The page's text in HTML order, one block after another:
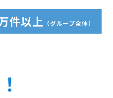
件以上 （グループ全体）